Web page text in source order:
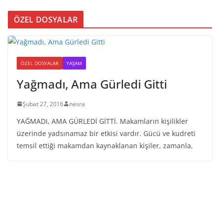
ÖZEL DOSYALAR
ÖZEL DOSYALAR YAŞAM
Yağmadı, Ama Gürledi Gitti
Şubat 27, 2016 nesra
YAĞMADI, AMA GÜRLEDİ GİTTİ. Makamların kişilikler
üzerinde yadsınamaz bir etkisi vardır. Gücü ve kudreti
temsil ettiği makamdan kaynaklanan kişiler, zamanla,